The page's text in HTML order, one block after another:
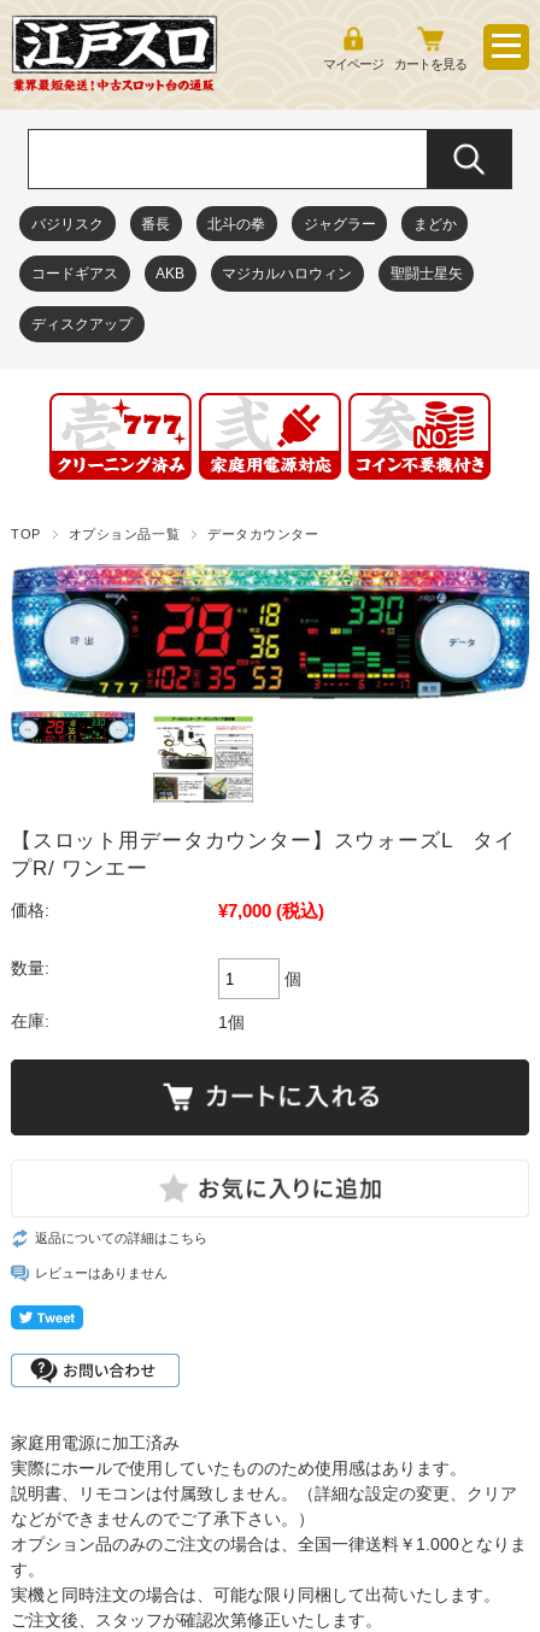
マイページ カートを見る
バジリスク 番長 北斗の拳 ジャグラー まどか
コードギアス AKB マジカルハロウィン 聖闘士星矢
ディスクアップ
TOP オプション品一覧 データカウンター
【スロット用データカウンター】スウォーズL タイ
プR/ ワンエー
価格: ¥7,000 (税込)
数量:
個
在庫: 1個
返品についての詳細はこちら
レビューはありません
家庭用電源に加工済み
実際にホールで使用していたもののため使用感はあります。
説明書、リモコンは付属致しません。（詳細な設定の変更、クリア
などができませんのでご了承下さい。）
オプション品のみのご注文の場合は、全国一律送料￥1.000となりま
す。
実機と同時注文の場合は、可能な限り同梱して出荷いたします。
ご注文後、スタッフが確認次第修正いたします。